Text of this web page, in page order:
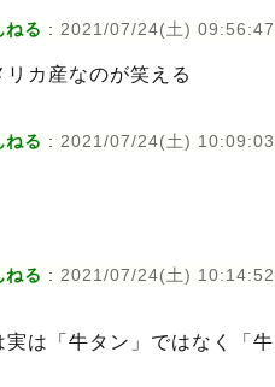
ねる : 2021/07/24(土)
カ産なのが笑える
ねる : 2021/07/24(土)
ねる : 2021/07/24(土)
は「牛タン」ではなく「